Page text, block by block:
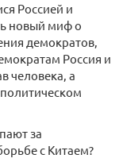
Россией и
новый миф о
демократов,
Россия и
человека, а
за
с Китаем?